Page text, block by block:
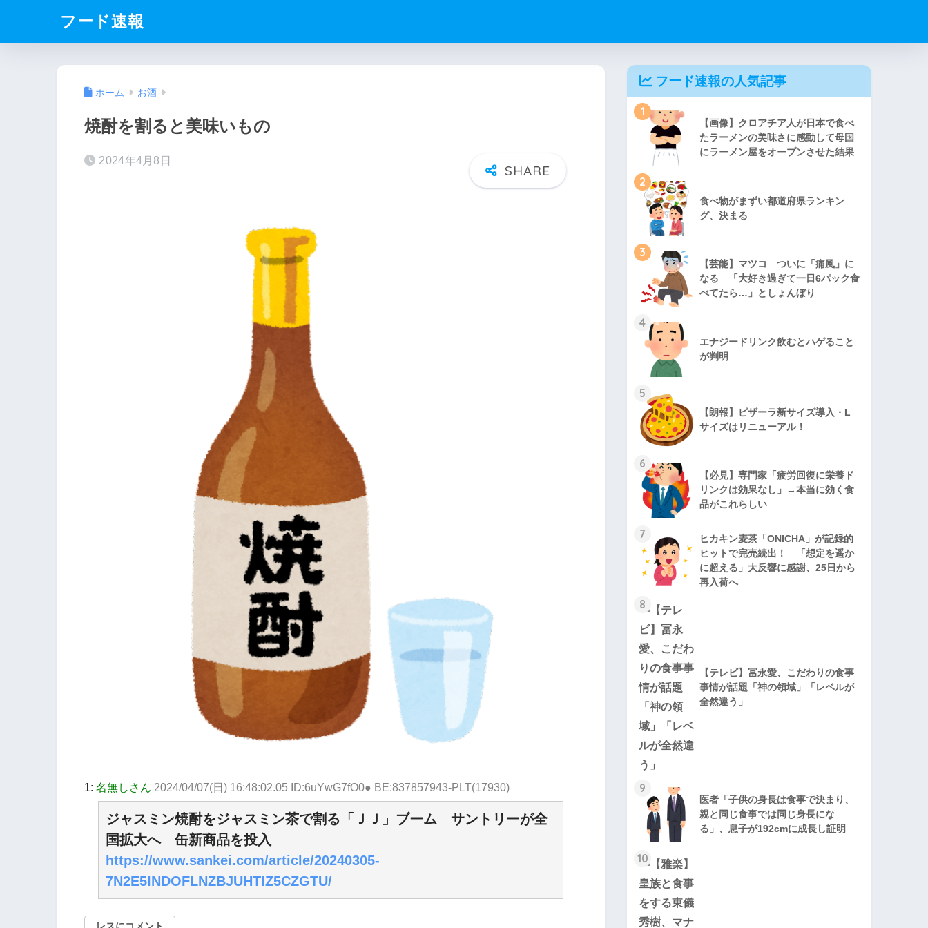
フード速報
ホーム お酒
焼酎を割ると美味いもの
2024年4月8日
1: 名無しさん 2024/04/07(日) 16:48:02.05 ID:6uYwG7fO0● BE:837857943-PLT(17930)
ジャスミン焼酎をジャスミン茶で割る「ＪＪ」ブーム サントリーが全
国拡大へ 缶新商品を投入
https://www.sankei.com/article/20240305-
7N2E5INDOFLNZBJUHTIZ5CZGTU/
フード速報の人気記事
1
【画像】クロアチア人が日本で食べ
たラーメンの美味さに感動して母国
にラーメン屋をオープンさせた結果
2
食べ物がまずい都道府県ランキン
グ、決まる
3
【芸能】マツコ ついに「痛風」に
なる 「大好き過ぎて一日6パック食
べてたら…」としょんぼり
4
エナジードリンク飲むとハゲること
が判明
5
【朗報】ピザーラ新サイズ導入・L
サイズはリニューアル！
6
【必見】専門家「疲労回復に栄養ド
リンクは効果なし」→本当に効く食
品がこれらしい
7
ヒカキン麦茶「ONICHA」が記録的
ヒットで完売続出！ 「想定を遥か
に超える」大反響に感謝、25日から
再入荷へ
8
【テレビ】冨永愛、こだわりの食事
事情が話題「神の領域」「レベルが
全然違う」
9
医者「子供の身長は食事で決まり、
親と同じ食事では同じ身長にな
る」、息子が192cmに成長し証明
10